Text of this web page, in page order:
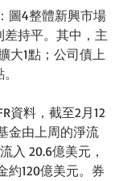
：圖4整體新興市場
差持平。其中，主
大1點；公司債上
資料，截至2月12
金由上周的淨流
入 20.6億美元，
約120億美元。券